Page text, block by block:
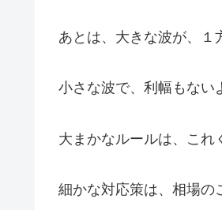
あとは、大きな波が、１
小さな波で、利幅もない
大まかなルールは、これ
細かな対応策は、相場の